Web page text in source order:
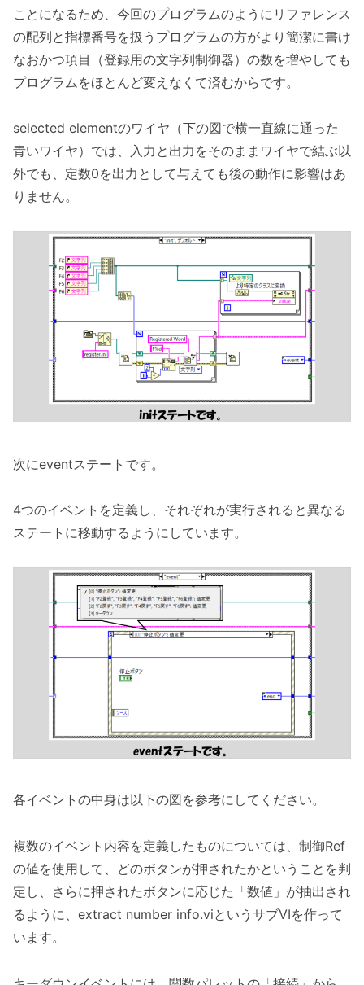
ことになるため、今回のプログラムのようにリファレンス
の配列と指標番号を扱うプログラムの方がより簡潔に書け
なおかつ項目（登録用の文字列制御器）の数を増やしても
プログラムをほとんど変えなくて済むからです。
selected elementのワイヤ（下の図で横一直線に通った
青いワイヤ）では、入力と出力をそのままワイヤで結ぶ以
外でも、定数0を出力として与えても後の動作に影響はあ
りません。
次にeventステートです。
4つのイベントを定義し、それぞれが実行されると異なる
ステートに移動するようにしています。
各イベントの中身は以下の図を参考にしてください。
複数のイベント内容を定義したものについては、制御Ref
の値を使用して、どのボタンが押されたかということを判
定し、さらに押されたボタンに応じた「数値」が抽出され
るように、extract number info.viというサブVIを作って
います。